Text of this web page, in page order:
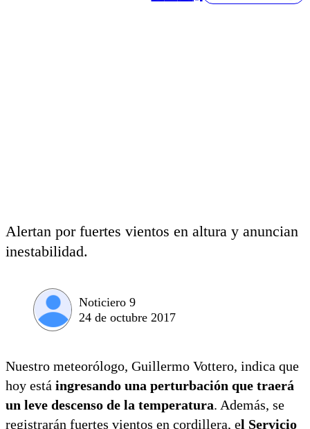
Alertan por fuertes vientos en altura y anuncian
inestabilidad.
Noticiero 9
24 de octubre 2017
Nuestro meteorólogo, Guillermo Vottero, indica que
hoy está ingresando una perturbación que traerá
un leve descenso de la temperatura. Además, se
registrarán fuertes vientos en cordillera, el Servicio